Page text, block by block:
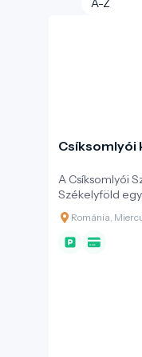
Csíksomlyói
A Csíksomlyói
Székelyföld
központja,
élet, a
örökség
Románia,